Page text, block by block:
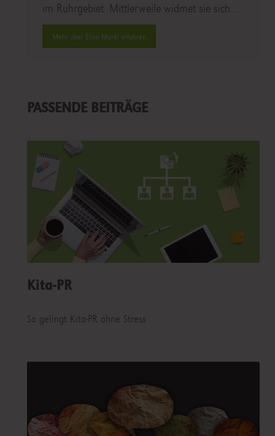
im Ruhrgebiet. Mittlerweile widmet sie sich…
Mehr über Elisa Morel erfahren
PASSENDE BEITRÄGE
Kita-PR
So gelingt Kita-PR ohne Stress